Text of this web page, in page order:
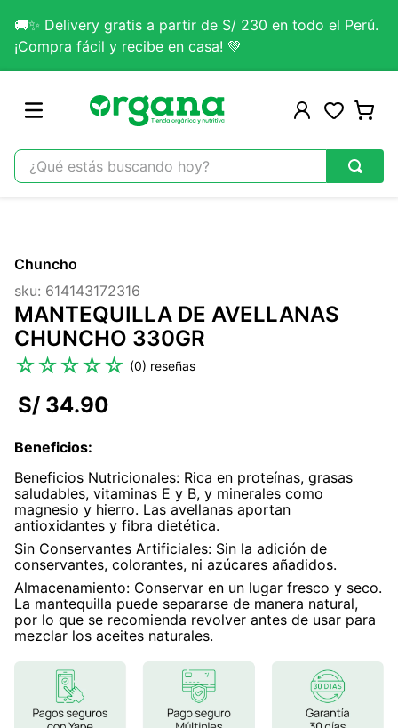
🚚✨ Delivery gratis a partir de S/ 230 en todo el Perú.
¡Compra fácil y recibe en casa! 💚
¿Qué estás buscando hoy?
2.
citrato magnesio
3.
colageno
4
lab nutrition
5 .
kefir
8.
melena leon
9.
stevia
10. proteina
Chuncho
sku: 614143172316
MANTEQUILLA DE AVELLANAS
CHUNCHO 330GR
☆☆☆☆☆ (0)
S/ 34.90
Beneficios:
Beneficios Nutricionales: Rica en proteínas, grasas
saludables, vitaminas E y B, y minerales como
magnesio y hierro. Las avellanas aportan
antioxidantes y fibra dietética.
Sin Conservantes Artificiales: Sin la adición de
conservantes, colorantes, ni azúcares añadidos.
Almacenamiento: Conservar en un lugar fresco y seco.
La mantequilla puede separarse de manera natural,
por lo que se recomienda revolver antes de usar para
mezclar los aceites naturales.